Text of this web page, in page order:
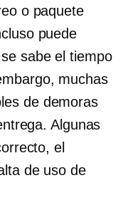
o paquete
puede
sabe el tiempo
muchas
de demoras
Algunas
el
de uso de